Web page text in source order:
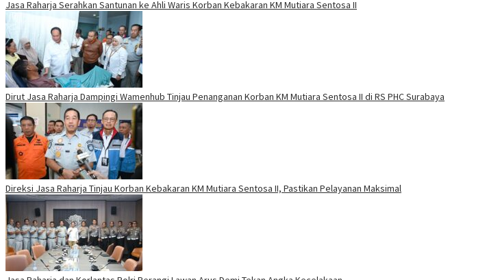
Jasa Raharja Serahkan Santunan ke Ahli Waris Korban Kebakaran KM Mutiara Sentosa II
Dirut Jasa Raharja Dampingi Wamenhub Tinjau Penanganan Korban KM Mutiara Sentosa II di RS PHC Surabaya
Direksi Jasa Raharja Tinjau Korban Kebakaran KM Mutiara Sentosa II, Pastikan Pelayanan Maksimal